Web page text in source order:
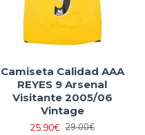
Camiseta Calidad AAA
REYES 9 Arsenal
Visitante 2005/06
Vintage
25.90€ 29.00€